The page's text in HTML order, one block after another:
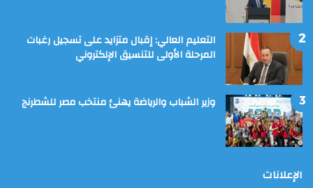
التعليم العالي: إقبال متزايد على تسجيل رغبات
المرحلة الأولى للتنسيق الإلكتروني
وزير الشباب والرياضة يهنئ منتخب مصر للشطرنج
الإعلانات